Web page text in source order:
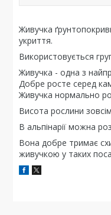
Живучка
укриття.
Використовується
Живучка - одна з
Добре росте серед
Живучка нормально
Висота рослини
В альпінарії можна
Вона добре тримає
живучкою у таких